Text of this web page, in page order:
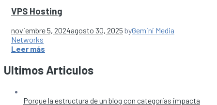
VPS Hosting
noviembre 5, 2024agosto 30, 2025 byGemini Media
Networks
Leer más
Ultimos Articulos
Porque la estructura de un blog con categorías impacta